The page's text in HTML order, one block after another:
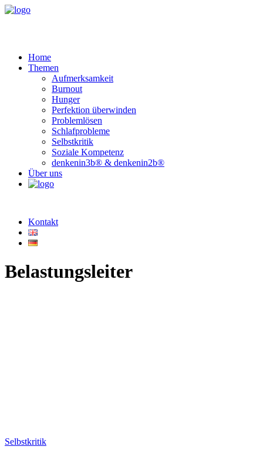
Home
Themen
Aufmerksamkeit
Burnout
Hunger
Perfektion überwinden
Problemlösen
Schlafprobleme
Selbstkritik
Soziale Kompetenz
denkenin3b® & denkenin2b®
Über uns
Kontakt
Belastungsleiter
Selbstkritik